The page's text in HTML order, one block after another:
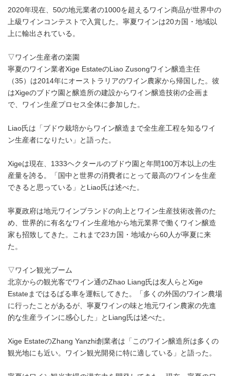
2020年現在、50の地元業者の1000を超えるワイン商品が世界中の
上級ワインコンテストで入賞した。寧夏ワインは20カ国・地域以
上に輸出されている。
▽ワイン生産者の楽園
寧夏のワイン業者Xige EstateのLiao Zusongワイン醸造主任
（35）は2014年にオーストラリアのワイン農家から帰国した。彼
はXigeのブドウ園と醸造所の建設からワイン醸造技術の企画ま
で、ワイン生産プロセス全体に参加した。
Liao氏は「ブドウ栽培からワイン醸造まで全生産工程を知るワイ
ン生産者になりたい」と語った。
Xigeは現在、1333ヘクタールのブドウ園と年間100万本以上の生
産量を誇る。「国中と世界の消費者にとって最高のワインを生産
できると思っている」とLiao氏は述べた。
寧夏政府は地元ワインブランドの向上とワイン生産技術改善のた
め、世界的に有名なワイン生産地から地元業界で働くワイン醸造
家も招致してきた。これまで23カ国・地域から60人が寧夏に来
た。
▽ワイン観光ブーム
北京からの観光客でワイン通のZhao Liang氏は友人らとXige
Estateまではるばる車を運転してきた。「多くの外国のワイン農場
に行ったことがあるが、寧夏ワインの味と地元ワイン農家の先進
的な生産ラインに感心した」とLiang氏は述べた。
Xige EstateのZhang Yanzhi創業者は「このワイン醸造所は多くの
観光地にも近い。ワイン観光開発に特に適している」と語った。